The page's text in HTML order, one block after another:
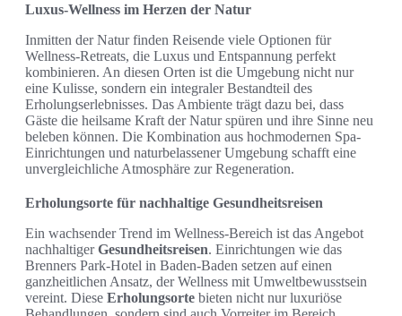
Luxus-Wellness im Herzen der Natur
Inmitten der Natur finden Reisende viele Optionen für
Wellness-Retreats, die Luxus und Entspannung perfekt
kombinieren. An diesen Orten ist die Umgebung nicht nur
eine Kulisse, sondern ein integraler Bestandteil des
Erholungserlebnisses. Das Ambiente trägt dazu bei, dass
Gäste die heilsame Kraft der Natur spüren und ihre Sinne neu
beleben können. Die Kombination aus hochmodernen Spa-
Einrichtungen und naturbelassener Umgebung schafft eine
unvergleichliche Atmosphäre zur Regeneration.
Erholungsorte für nachhaltige Gesundheitsreisen
Ein wachsender Trend im Wellness-Bereich ist das Angebot
nachhaltigerGesundheitsreisen. Einrichtungen wie das
Brenners Park-Hotel in Baden-Baden setzen auf einen
ganzheitlichen Ansatz, der Wellness mit Umweltbewusstsein
vereint. Diese Erholungsorte bieten nicht nur luxuriöse